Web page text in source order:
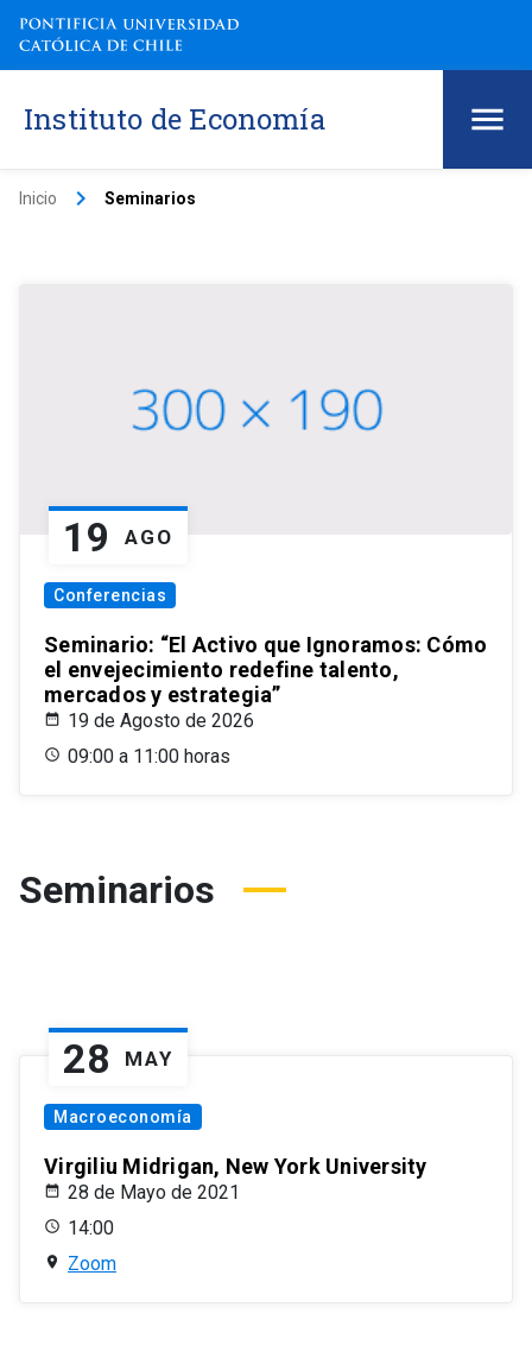
Instituto de Economía
Inicio keyboard_arrow_right Seminarios
19 AGO
Conferencias
Seminario: “El Activo que Ignoramos: Cómo
el envejecimiento redefine talento,
mercados y estrategia”
19 de Agosto de 2026
09:00 a 11:00 horas
Seminarios
28 MAY
Macroeconomía
Virgiliu Midrigan, New York University
28 de Mayo de 2021
14:00
Zoom